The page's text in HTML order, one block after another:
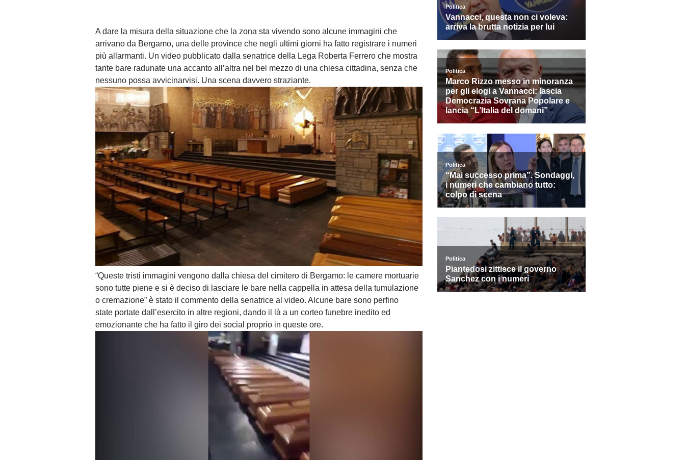
A dare la misura della situazione che la zona sta vivendo sono alcune immagini che
arrivano da Bergamo, una delle province che negli ultimi giorni ha fatto registrare i numeri
più allarmanti. Un video pubblicato dalla senatrice della Lega Roberta Ferrero che mostra
tante bare radunate una accanto all’altra nel bel mezzo di una chiesa cittadina, senza che
nessuno possa avvicinarvisi. Una scena davvero straziante.
“Queste tristi immagini vengono dalla chiesa del cimitero di Bergamo: le camere mortuarie
sono tutte piene e si è deciso di lasciare le bare nella cappella in attesa della tumulazione
o cremazione” è stato il commento della senatrice al video. Alcune bare sono perfino
state portate dall’esercito in altre regioni, dando il là a un corteo funebre inedito ed
emozionante che ha fatto il giro dei social proprio in queste ore.